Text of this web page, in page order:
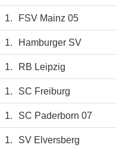
1. FSV Mainz 05
1. Hamburger SV
1. RB Leipzig
1. SC Freiburg
1. SC Paderborn 07
1. SV Elversberg